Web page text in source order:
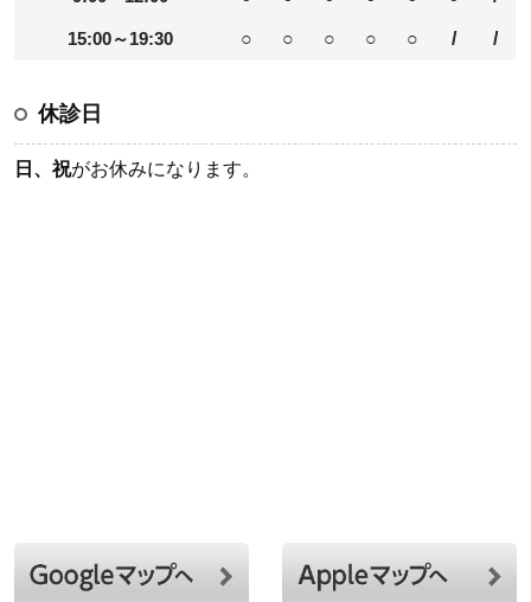
15:00～19:30 ○ ○ ○ ○ ○ / /
休診日
日、祝がお休みになります。